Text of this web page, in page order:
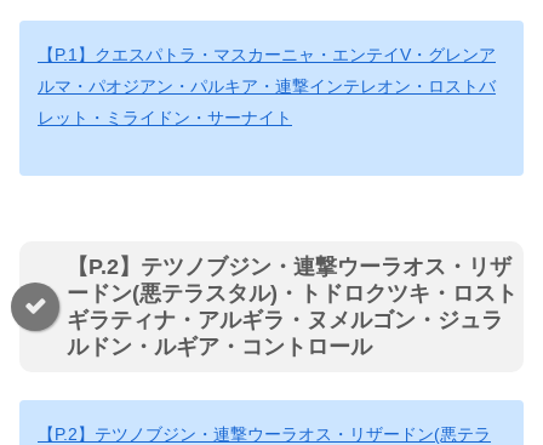
【P.1】クエスパトラ・マスカーニャ・エンテイV・グレンア
ルマ・パオジアン・パルキア・連撃インテレオン・ロストバ
レット・ミライドン・サーナイト
【P.2】テツノブジン・連撃ウーラオス・リザ
ードン(悪テラスタル)・トドロクツキ・ロスト
ギラティナ・アルギラ・ヌメルゴン・ジュラ
ルドン・ルギア・コントロール
【P.2】テツノブジン・連撃ウーラオス・リザードン(悪テラ